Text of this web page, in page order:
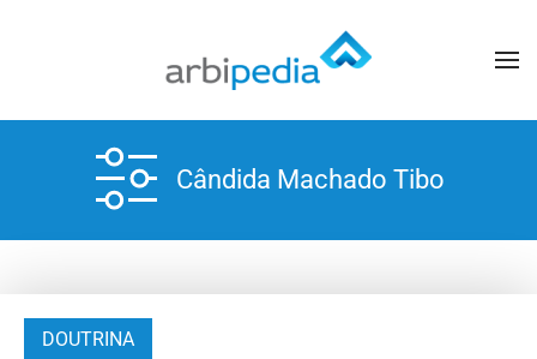
Cândida Machado Tibo
DOUTRINA